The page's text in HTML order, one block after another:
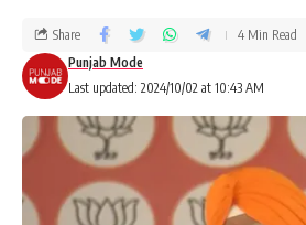
Last updated: 2024/10/02 at 10:43 AM
Punjab Mode
Share 4 Min Read